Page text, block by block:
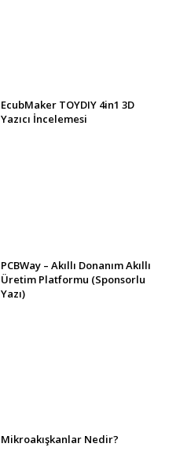
EcubMaker TOYDIY 4in1 3D
Yazıcı İncelemesi
PCBWay – Akıllı Donanım Akıllı
Üretim Platformu (Sponsorlu
Yazı)
Mikroakışkanlar Nedir?